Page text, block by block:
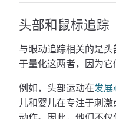
头部和鼠标追踪
与眼动追踪相关的是
于量化这两者，因为它
例如，头部运动在发展
儿和婴儿在专注于刺